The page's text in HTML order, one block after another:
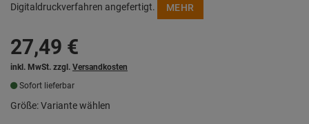
Digitaldruckverfahren angefertigt.
MEHR
27,49 €
inkl. MwSt. zzgl. Versandkosten
Sofort lieferbar
Größe:Variante wählen